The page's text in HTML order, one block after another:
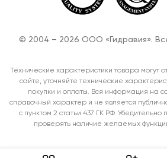
© 2004 – 2026 ООО «Гидравия».
Технические характеристики товара могут
сайте, уточняйте технические
покупки и оплаты. Вся информация на
справочный характер и не является
с пунктом 2 статьи 437 ГК РФ. Убедительно
проверять наличие желаемых